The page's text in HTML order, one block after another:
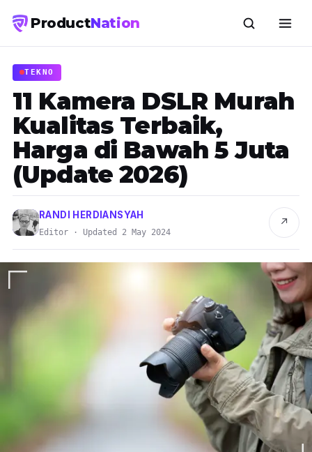
ProductNation
TEKNO
11 Kamera DSLR Murah
Kualitas Terbaik,
Harga di Bawah 5 Juta
(Update 2026)
RANDI HERDIANSYAH
Editor · Updated 2 May 2024
↗